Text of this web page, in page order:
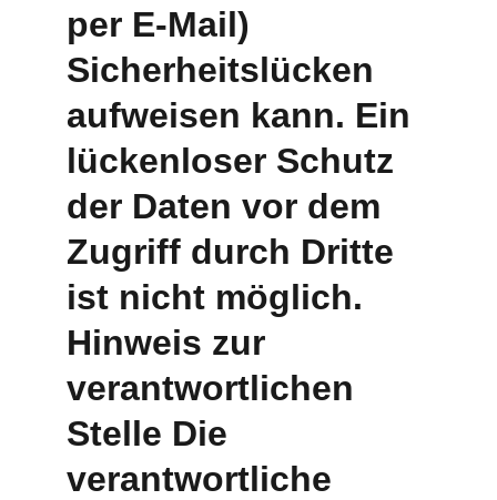
per E-Mail)
Sicherheitslücken
aufweisen kann. Ein
lückenloser Schutz
der Daten vor dem
Zugriff durch Dritte
ist nicht möglich.
Hinweis zur
verantwortlichen
Stelle Die
verantwortliche